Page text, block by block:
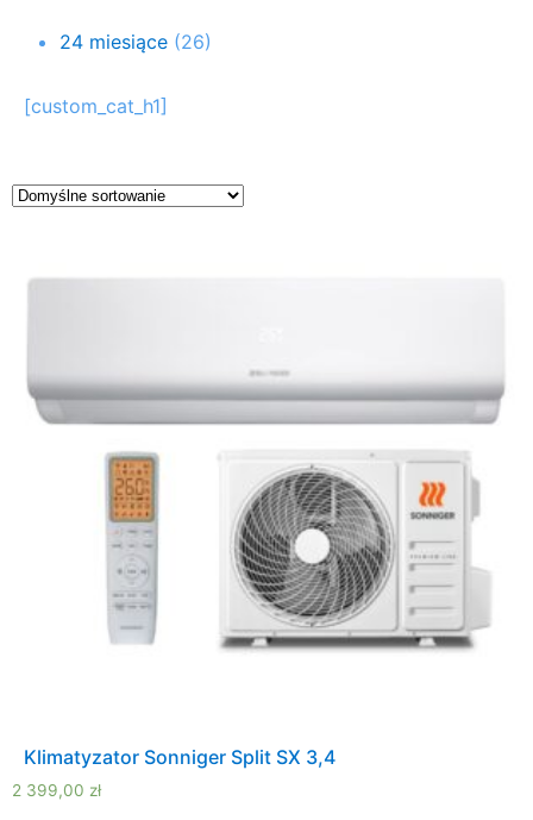
24 miesiące (26)
[custom_cat_h1]
Klimatyzator Sonniger Split SX 3,4
2 399,00 zł